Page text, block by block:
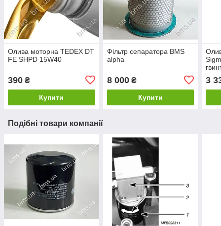
Олива моторна TEDEX DT
FE SHPD 15W40
390 ₴
Купити
Фільтр сепаратора BMS
alpha
8 000₴
Купити
3
Подібні товари компанії